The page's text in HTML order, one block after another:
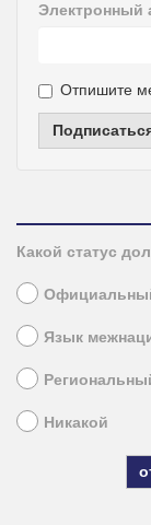
Электронный
Отпишите
Какой статус
Язык
Никакой